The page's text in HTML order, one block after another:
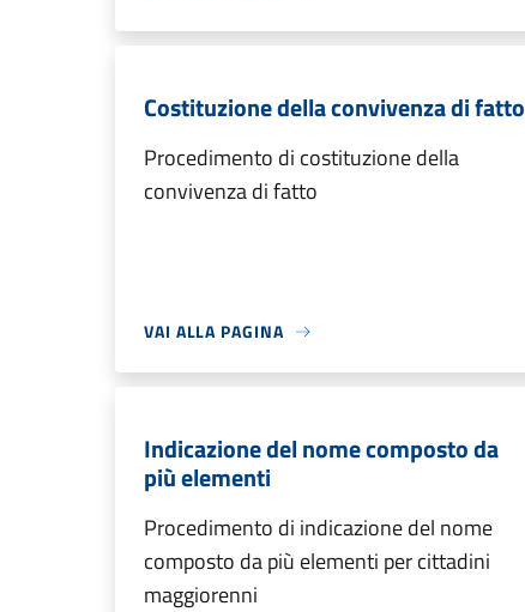
Costituzione della convivenza di fatto
Procedimento di costituzione della
convivenza di fatto
VAI ALLA PAGINA
Indicazione del nome composto da
più elementi
Procedimento di indicazione del nome
composto da più elementi per cittadini
maggiorenni